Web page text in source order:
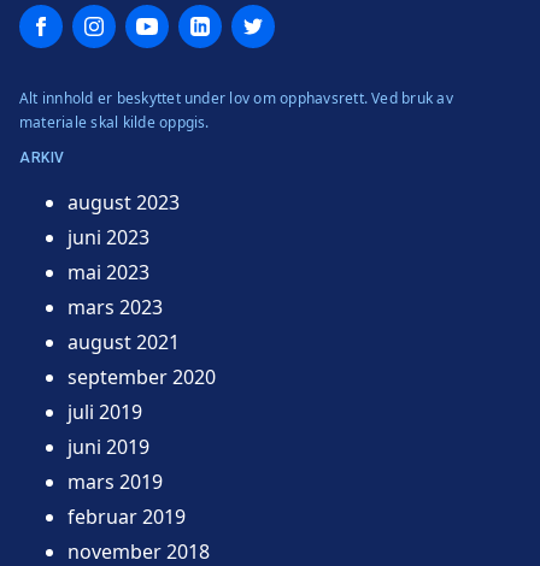
FacebookInstagramYouTubeLinkedInTwitter
Alt innhold er beskyttet under lov om opphavsrett. Ved bruk av
materiale skal kilde oppgis.
ARKIV
august 2023
juni 2023
mai 2023
mars 2023
august 2021
september 2020
juli 2019
juni 2019
mars 2019
februar 2019
november 2018